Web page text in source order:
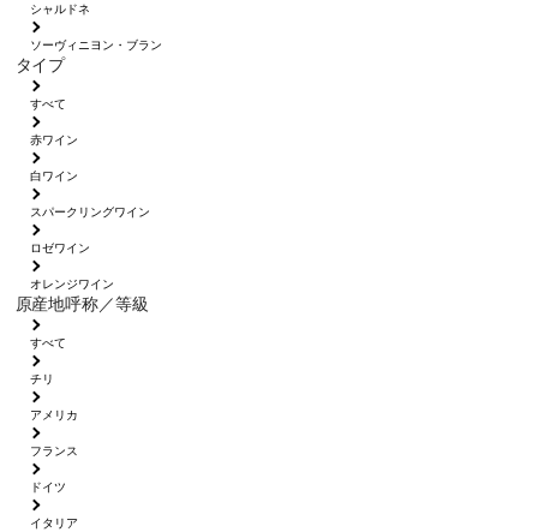
シャルドネ
ソーヴィニヨン・ブラン
タイプ
すべて
赤ワイン
白ワイン
スパークリングワイン
ロゼワイン
オレンジワイン
原産地呼称／等級
すべて
チリ
アメリカ
フランス
ドイツ
イタリア